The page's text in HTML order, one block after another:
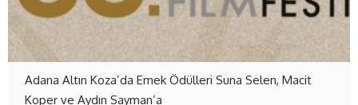
Adana Altın Koza’da Emek Ödülleri Suna Selen, Macit
Koper ve Aydın Sayman’a